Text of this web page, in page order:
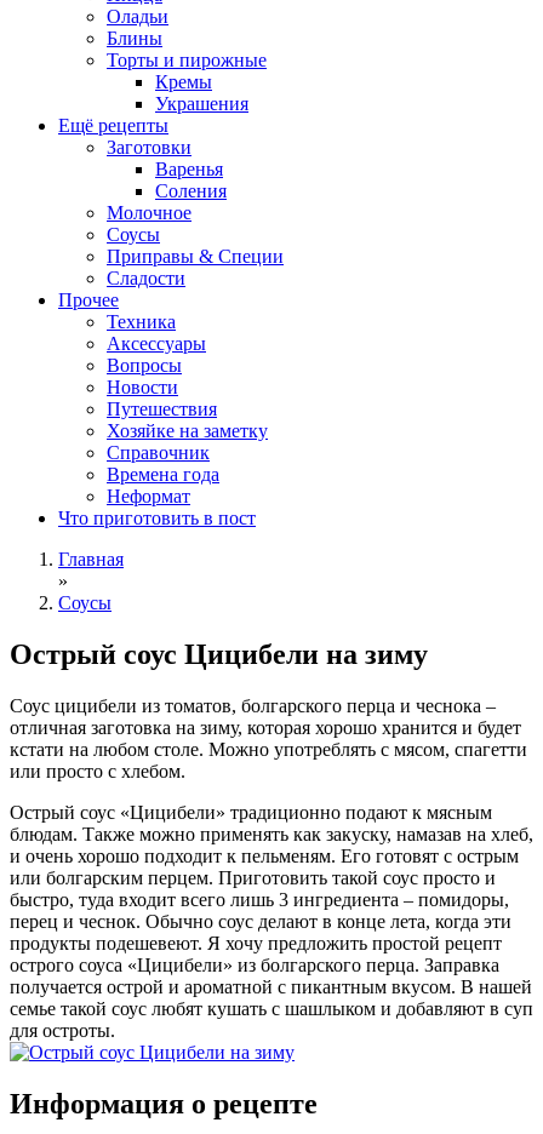
Оладьи
Блины
Торты и пирожные
Кремы
Украшения
Ещё рецепты
Заготовки
Варенья
Соления
Молочное
Соусы
Приправы & Специи
Сладости
Прочее
Техника
Аксессуары
Вопросы
Новости
Путешествия
Хозяйке на заметку
Справочник
Времена года
Неформат
Что приготовить в пост
Главная
»
Соусы
Острый соус Цицибели на зиму
Соус цицибели из томатов, болгарского перца и чеснока –
отличная заготовка на зиму, которая хорошо хранится и будет
кстати на любом столе. Можно употреблять с мясом, спагетти
или просто с хлебом.
Острый соус «Цицибели» традиционно подают к мясным
блюдам. Также можно применять как закуску, намазав на хлеб,
и очень хорошо подходит к пельменям. Его готовят с острым
или болгарским перцем. Приготовить такой соус просто и
быстро, туда входит всего лишь 3 ингредиента – помидоры,
перец и чеснок. Обычно соус делают в конце лета, когда эти
продукты подешевеют. Я хочу предложить простой рецепт
острого соуса «Цицибели» из болгарского перца. Заправка
получается острой и ароматной с пикантным вкусом. В нашей
семье такой соус любят кушать с шашлыком и добавляют в суп
для остроты.
Информация о рецепте